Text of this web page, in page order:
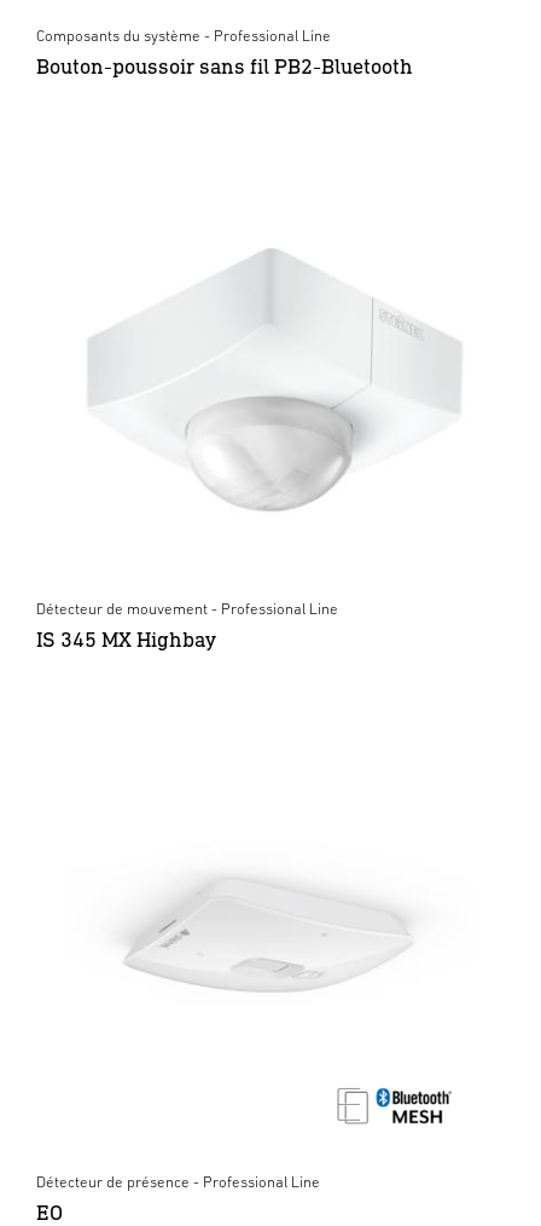
Composants du système - Professional Line
Bouton-poussoir sans fil PB2-Bluetooth
Détecteur de mouvement - Professional Line
IS 345 MX Highbay
Détecteur de présence - Professional Line
EO